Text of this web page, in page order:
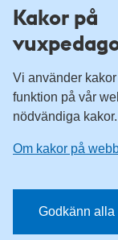
Fler resurser
Vuxenutbildning
Information för
Sociala
Vuxenutbildning
Har du tips på
Kakor på
Vi använder
funktion på vår
nödvändiga
Om kakor på
Godkänn alla